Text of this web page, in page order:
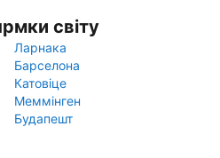
світу
Ларнака
Барселона
Катовіце
Меммінген
Будапешт